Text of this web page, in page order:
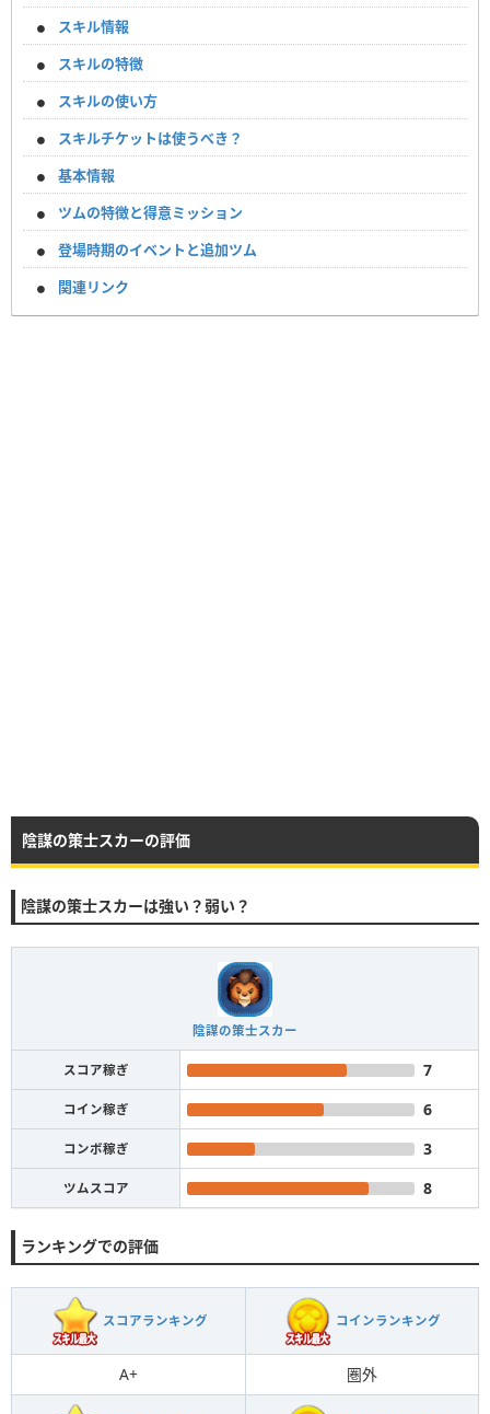
スキル情報
スキルの特徴
スキルの使い方
スキルチケットは使うべき？
基本情報
ツムの特徴と得意ミッション
登場時期のイベントと追加ツム
関連リンク
陰謀の策士スカーの評価
陰謀の策士スカーは強い？弱い？
陰謀の策士スカー
スコア稼ぎ 7
コイン稼ぎ 6
コンボ稼ぎ 3
ツムスコア 8
ランキングでの評価
スコアランキング コインランキング
A+ 圏外